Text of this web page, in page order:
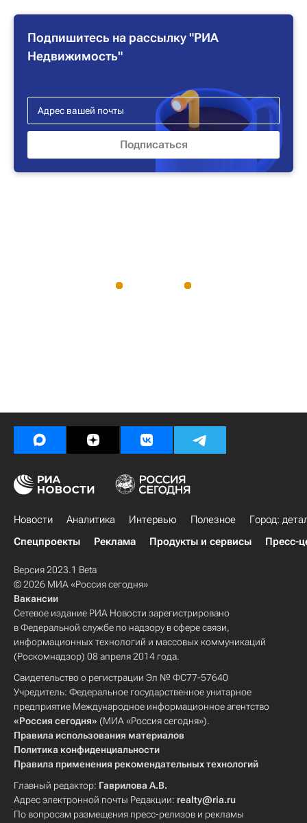
Подпишитесь на рассылку "РИА
Недвижимость"
Новости Аналитика Интервью Полезное
Город:
Спецпроекты
Реклама Продукты и сервисы Пресс-
Версия 2023.1 Beta
© 2026 МИА «Россия сегодня»
Вакансии
Сетевое издание РИА Новости зарегистрировано
в Федеральной службе по надзору в сфере связи,
информационных технологий и массовых коммуникаций
(Роскомнадзор) 08 апреля 2014 года.
Свидетельство о регистрации Эл № ФС77-57640
Учредитель: Федеральное государственное унитарное
предприятие Международное информационное агентство
«Россия сегодня» (МИА «Россия сегодня»).
Правила использования материалов
Политика конфиденциальности
Правила применения рекомендательных технологий
Главный редактор: Гаврилова А.В.
Адрес электронной почты Редакции: realty@ria.ru
По вопросам размещения пресс-релизов и рекламы